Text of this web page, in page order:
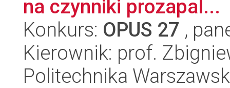
na czynniki prozapal...
Konkurs: OPUS 27 ,
Kierownik: prof.
Politechnika